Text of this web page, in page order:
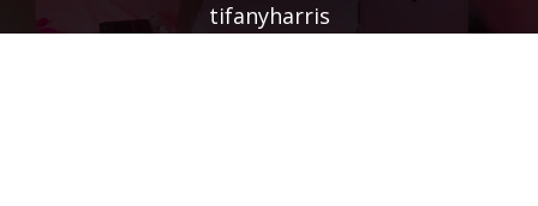
tifanyharris